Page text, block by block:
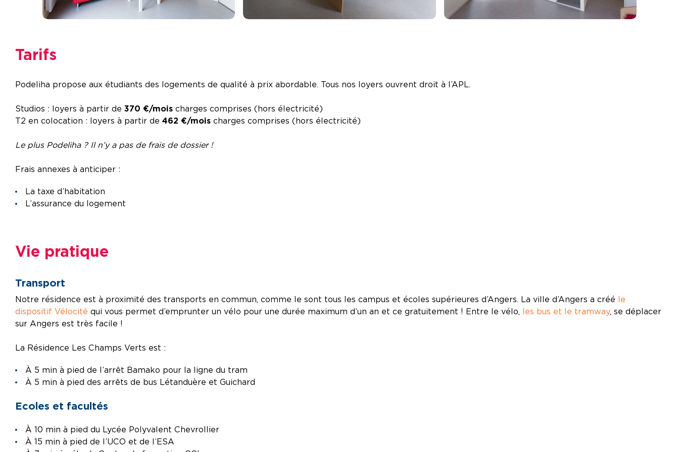
Tarifs
Podeliha propose aux étudiants des logements de qualité à prix abordable. Tous nos loyers ouvrent droit à l’APL.
Studios : loyers à partir de 370 €/mois charges comprises (hors électricité)
T2 en colocation : loyers à partir de 462 €/mois charges comprises (hors électricité)
Le plus Podeliha ? Il n’y a pas de frais de dossier !
Frais annexes à anticiper :
La taxe d’habitation
L’assurance du logement
Vie pratique
Transport
Notre résidence est à proximité des transports en commun, comme le sont tous les campus et écoles supérieures d’Angers. La ville d’Angers a créé le
dispositif Vélocité qui vous permet d’emprunter un vélo pour une durée maximum d’un an et ce gratuitement ! Entre le vélo, les bus et le tramway, se déplacer
sur Angers est très facile !
La Résidence Les Champs Verts est :
À 5 min à pied de l’arrêt Bamako pour la ligne du tram
À 5 min à pied des arrêts de bus Létanduère et Guichard
Ecoles et facultés
À 10 min à pied du Lycée Polyvalent Chevrollier
À 15 min à pied de l’UCO et de l’ESA